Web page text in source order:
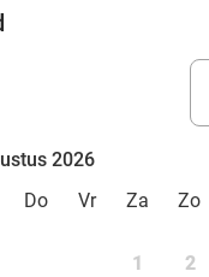
2026
Do Vr Za Zo
1 2